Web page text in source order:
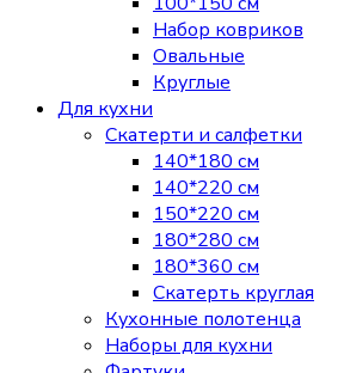
Набор ковриков
Овальные
Круглые
Для кухни
Скатерти и салфетки
140*180 см
140*220 см
150*220 см
180*280 см
180*360 см
Скатерть круглая
Кухонные полотенца
Наборы для кухни